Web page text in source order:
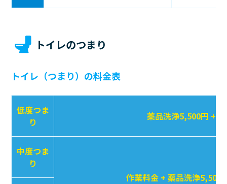
トイレのつまり
トイレ（つまり）の料金表
低度つま
り
薬品洗浄5,500円 +
中度つま
り
作業料金 + 薬品洗浄5,500